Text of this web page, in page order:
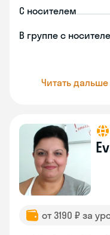
С носителем
В группе с
Читать дальше
от 3190 ₽ за